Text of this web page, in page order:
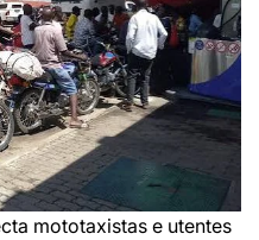
mototaxistas e utentes